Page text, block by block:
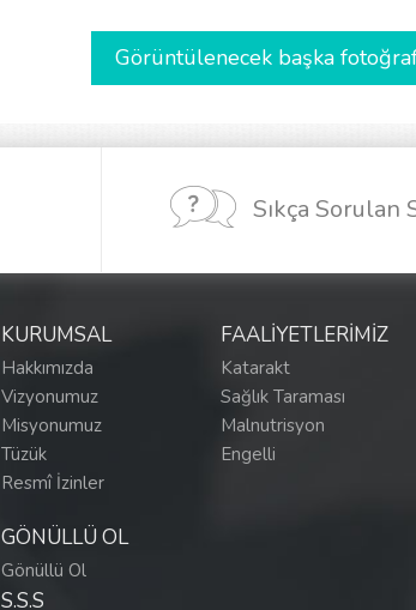
Görüntülenecek başka
Sıkça Sorulan
KURUMSAL
Hakkımızda
Vizyonumuz
Misyonumuz
Tüzük
Resmî İzinler
GÖNÜLLÜ OL
Gönüllü Ol
S.S.S
FAALİYETLERİMİZ
Katarakt
Sağlık Taraması
Malnutrisyon
Engelli